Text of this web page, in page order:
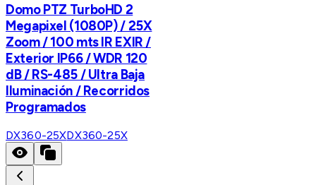
Domo PTZ TurboHD 2
Megapixel (1080P) / 25X
Zoom / 100 mts IR EXIR /
Exterior IP66 / WDR 120
dB / RS-485 / Ultra Baja
Iluminación / Recorridos
Programados
DX360-25XDX360-25X